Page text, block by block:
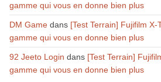
gamme qui vous en donne bien plus
DM Gamedans [Test Terrain] Fujifilm X-
gamme qui vous en donne bien plus
92 Jeeto Login dans [Test Terrain]
gamme qui vous en donne bien plus